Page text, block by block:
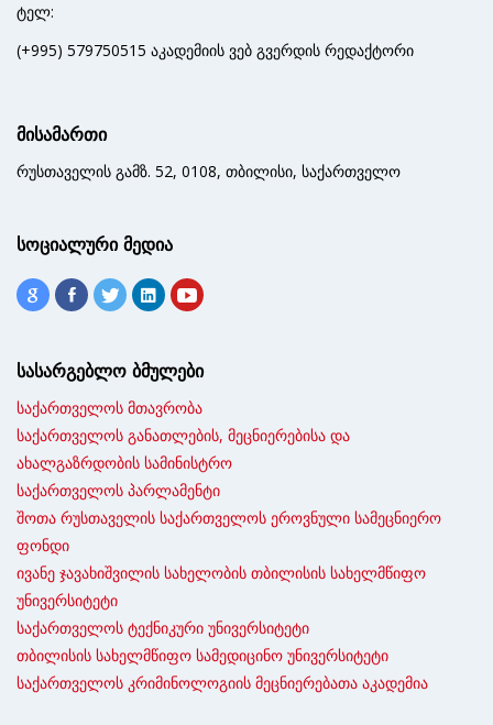
ტელ:
(+995) 579750515 აკადემიის ვებ გვერდის რედაქტორი
მისამართი
რუსთაველის გამზ. 52, 0108, თბილისი, საქართველო
სოციალური მედია
სასარგებლო ბმულები
საქართველოს მთავრობა
საქართველოს განათლების, მეცნიერებისა და
ახალგაზრდობის სამინისტრო
საქართველოს პარლამენტი
შოთა რუსთაველის საქართველოს ეროვნული სამეცნიერო
ფონდი
ივანე ჯავახიშვილის სახელობის თბილისის სახელმწიფო
უნივერსიტეტი
საქართველოს ტექნიკური უნივერსიტეტი
თბილისის სახელმწიფო სამედიცინო უნივერსიტეტი
საქართველოს კრიმინოლოგიის მეცნიერებათა აკადემია